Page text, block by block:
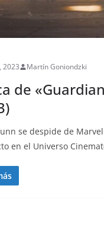
2023 Martín Goniondzki
de
se despide de
en el Universo